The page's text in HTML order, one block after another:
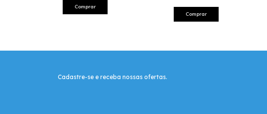
Cadastre-se e receba nossas ofertas.